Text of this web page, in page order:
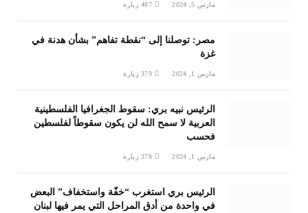
مارس 5, 2024 487 زيارة
مصر: توصلنا إلى “نقطة تفاهم” بشأن هدنة في
غزة
مارس 1, 2024 379 زيارة
الرئيس نبيه بري: سقوط الجغرافيا الفلسطينية
العربية لا سمح الله لن يكون سقوطاً لفلسطين
فحسب
مارس 1, 2024 378 زيارة
الرئيس بري استغرب “خفّة واستخفاف” البعض
في واحدة من أدق المراحل التي يمر فيها لبنان